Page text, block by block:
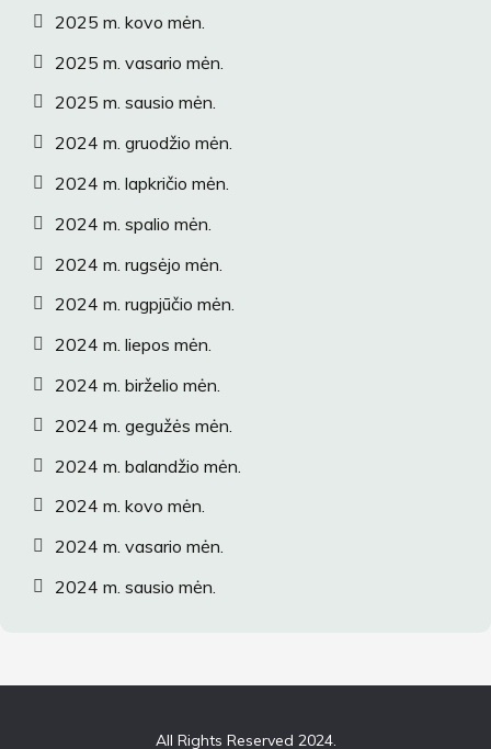
2025 m. kovo mėn.
2025 m. vasario mėn.
2025 m. sausio mėn.
2024 m. gruodžio mėn.
2024 m. lapkričio mėn.
2024 m. spalio mėn.
2024 m. rugsėjo mėn.
2024 m. rugpjūčio mėn.
2024 m. liepos mėn.
2024 m. birželio mėn.
2024 m. gegužės mėn.
2024 m. balandžio mėn.
2024 m. kovo mėn.
2024 m. vasario mėn.
2024 m. sausio mėn.
All Rights Reserved 2024.